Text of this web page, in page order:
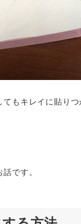
もキレイに貼り
です。